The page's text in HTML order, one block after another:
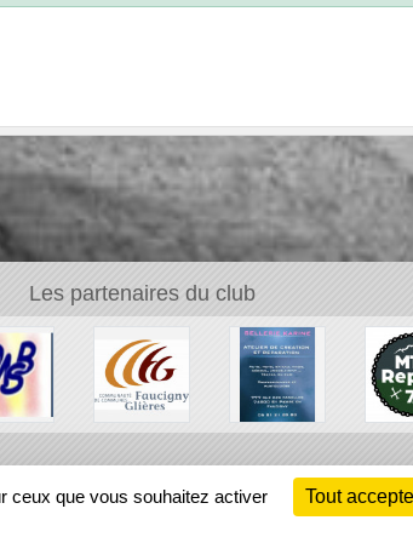
Les partenaires du club
ceux que vous souhaitez activer Tout